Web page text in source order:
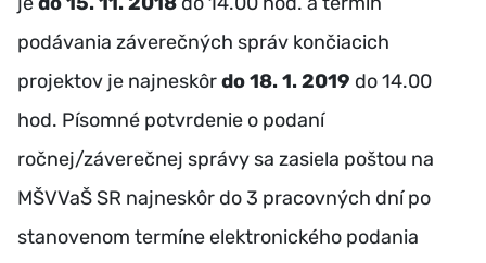
podávania záverečných správ končiacich
projektov je najneskôrdo18. 1. 2019 do 14.00
hod. Písomné potvrdenie o podaní
ročnej/záverečnej správy sa zasiela poštou na
MŠVVaŠ SR najneskôr do 3 pracovných dní po
stanovenom termíne elektronického podania